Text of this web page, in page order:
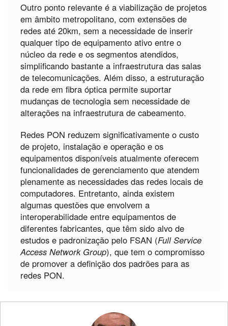
Outro ponto relevante é a viabilização de projetos
em âmbito metropolitano, com extensões de
redes até 20km, sem a necessidade de inserir
qualquer tipo de equipamento ativo entre o
núcleo da rede e os segmentos atendidos,
simplificando bastante a infraestrutura das salas
de telecomunicações. Além disso, a estruturação
da rede em fibra óptica permite suportar
mudanças de tecnologia sem necessidade de
alterações na infraestrutura de cabeamento.
Redes PON reduzem significativamente o custo
de projeto, instalação e operação e os
equipamentos disponíveis atualmente oferecem
funcionalidades de gerenciamento que atendem
plenamente as necessidades das redes locais de
computadores. Entretanto, ainda existem
algumas questões que envolvem a
interoperabilidade entre equipamentos de
diferentes fabricantes, que têm sido alvo de
estudos e padronização pelo FSAN (Full Service
Access Network Group), que tem o compromisso
de promover a definição dos padrões para as
redes PON.